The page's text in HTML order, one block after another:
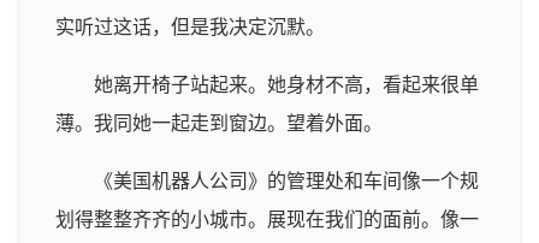
实听过这话，但是我决定沉默。
她离开椅子站起来。她身材不高，看起来很单
薄。我同她一起走到窗边。望着外面。
《美国机器人公司》的管理处和车间像一个规
划得整整齐齐的小城市。展现在我们的面前。像一